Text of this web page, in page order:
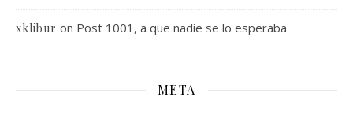
xklibur on Post 1001, a que nadie se lo esperaba
META